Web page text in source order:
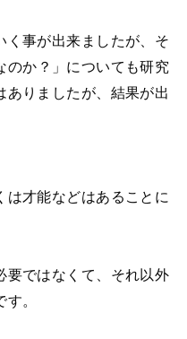
く事が出来ましたが、そ
のか？」 についても研究
ありましたが、結果が出
は才能などはあることに
要ではなくて、それ以外
。